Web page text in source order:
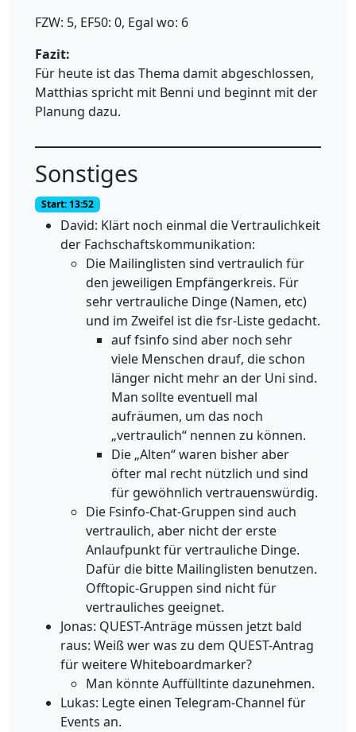
FZW: 5, EF50: 0, Egal wo: 6
Fazit:
Für heute ist das Thema damit abgeschlossen,
Matthias spricht mit Benni und beginnt mit der
Planung dazu.
Sonstiges
Start: 13:52
David: Klärt noch einmal die Vertraulichkeit
der Fachschaftskommunikation:
Die Mailinglisten sind vertraulich für
den jeweiligen Empfängerkreis. Für
sehr vertrauliche Dinge (Namen, etc)
und im Zweifel ist die fsr-Liste gedacht.
auf fsinfo sind aber noch sehr
viele Menschen drauf, die schon
länger nicht mehr an der Uni sind.
Man sollte eventuell mal
aufräumen, um das noch
„vertraulich“ nennen zu können.
Die „Alten“ waren bisher aber
öfter mal recht nützlich und sind
für gewöhnlich vertrauenswürdig.
Die Fsinfo-Chat-Gruppen sind auch
vertraulich, aber nicht der erste
Anlaufpunkt für vertrauliche Dinge.
Dafür die bitte Mailinglisten benutzen.
Offtopic-Gruppen sind nicht für
vertrauliches geeignet.
Jonas: QUEST-Anträge müssen jetzt bald
raus: Weiß wer was zu dem QUEST-Antrag
für weitere Whiteboardmarker?
Man könnte Auffülltinte dazunehmen.
Lukas: Legte einen Telegram-Channel für
Events an.